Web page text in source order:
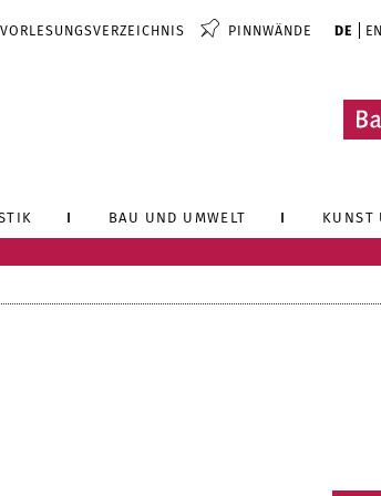
VORLESUNGSVERZEICHNIS PINNWÄNDE DE EN
BAU UND UMWELT KUNST